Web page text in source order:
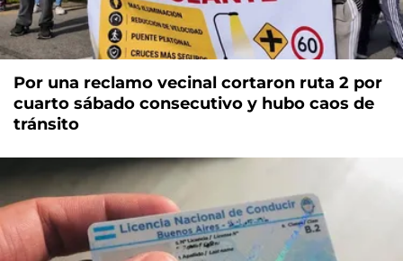
Por una reclamo vecinal cortaron ruta 2 por
cuarto sábado consecutivo y hubo caos de
tránsito